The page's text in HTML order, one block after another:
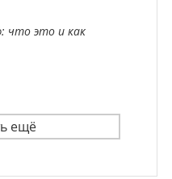
что это и как
ещё